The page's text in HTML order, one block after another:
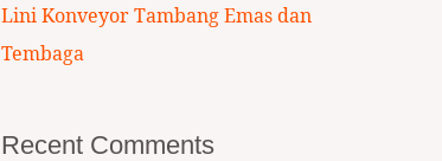
Lini Konveyor Tambang Emas dan
Tembaga
Recent Comments